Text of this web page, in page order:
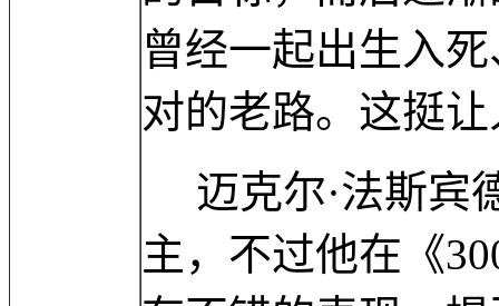
曾经一起出生入
对的老路。这挺
迈克尔·法斯宾
主，不过他在《